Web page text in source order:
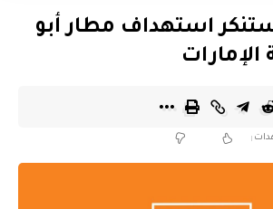
استهداف مطار أبو